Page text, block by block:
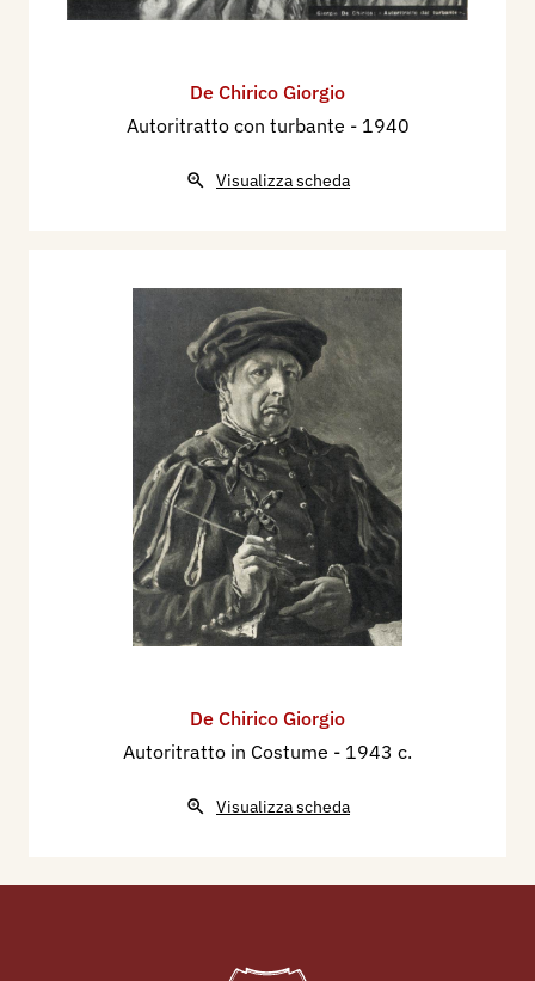
De Chirico Giorgio
Autoritratto con turbante - 1940
Visualizza scheda
De Chirico Giorgio
Autoritratto in Costume - 1943 c.
Visualizza scheda